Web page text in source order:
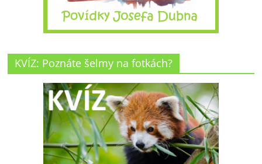
KVÍZ: Poznáte šelmy na fotkách?